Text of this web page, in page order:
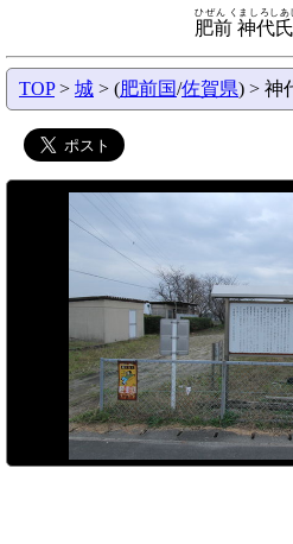
肥前 神代
ひぜん くましろしあ
TOP> 城 > (肥前国/佐賀県) > 神